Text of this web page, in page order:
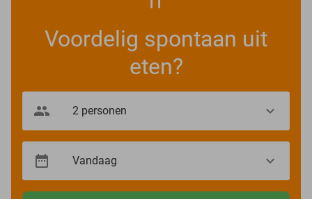
Voordelig spontaan uit
eten?